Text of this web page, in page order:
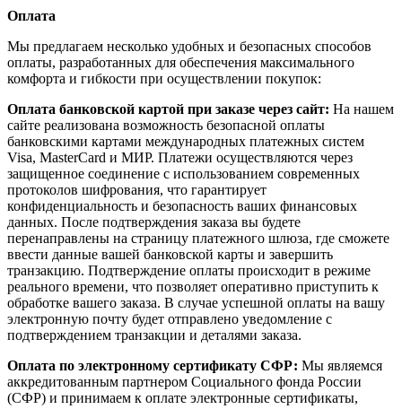
Оплата
Мы предлагаем несколько удобных и безопасных способов
оплаты, разработанных для обеспечения максимального
комфорта и гибкости при осуществлении покупок:
Оплата банковской картой при заказе через сайт: На нашем
сайте реализована возможность безопасной оплаты
банковскими картами международных платежных систем
Visa, MasterCard и МИР. Платежи осуществляются через
защищенное соединение с использованием современных
протоколов шифрования, что гарантирует
конфиденциальность и безопасность ваших финансовых
данных. После подтверждения заказа вы будете
перенаправлены на страницу платежного шлюза, где сможете
ввести данные вашей банковской карты и завершить
транзакцию. Подтверждение оплаты происходит в режиме
реального времени, что позволяет оперативно приступить к
обработке вашего заказа. В случае успешной оплаты на вашу
электронную почту будет отправлено уведомление с
подтверждением транзакции и деталями заказа.
Оплата по электронному сертификату СФР: Мы являемся
аккредитованным партнером Социального фонда России
(СФР) и принимаем к оплате электронные сертификаты,